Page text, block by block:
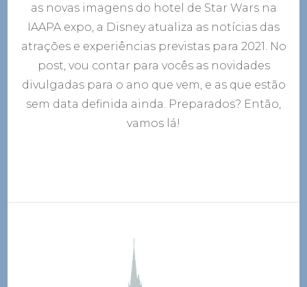
as novas imagens do hotel de Star Wars na
IAAPA expo, a Disney atualiza as notícias das
atrações e experiências previstas para 2021. No
post, vou contar para vocês as novidades
divulgadas para o ano que vem, e as que estão
sem data definida ainda. Preparados? Então,
vamos lá!